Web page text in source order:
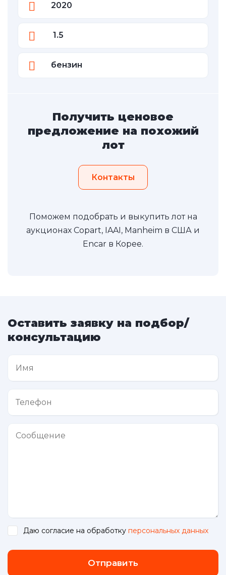
2020
1.5
бензин
Получить ценовое
предложение на похожий
лот
Контакты
Поможем подобрать и выкупить лот на
аукционах Copart, IAAI, Manheim в США и
Encar в Корее.
Оставить заявку на подбор/
консультацию
Даю согласие на обработку персональных данных
Отправить